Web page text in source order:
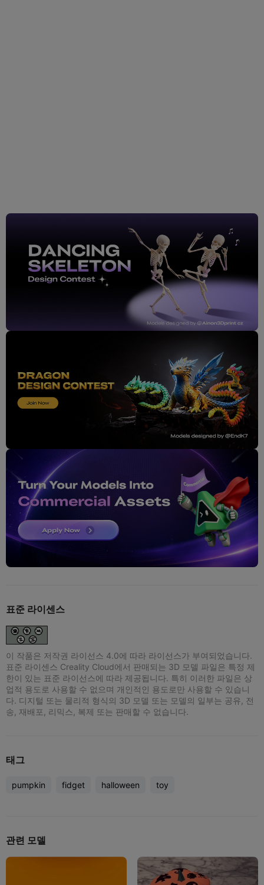
표준 라이센스
이 작품은 저작권 라이선스 4.0에 따라 라이선스가 부여되었습니다.
표준 라이센스 Creality Cloud에서 판매되는 3D 모델 파일은 특정 제
한이 있는 표준 라이선스에 따라 제공됩니다. 특히 이러한 파일은 상
업적 용도로 사용할 수 없으며 개인적인 용도로만 사용할 수 있습니
다. 디지털 또는 물리적 형식의 3D 모델 또는 모델의 일부는 공유, 전
송, 재배포, 리믹스, 복제 또는 판매할 수 없습니다.
태그
pumpkin fidget halloween toy
관련 모델